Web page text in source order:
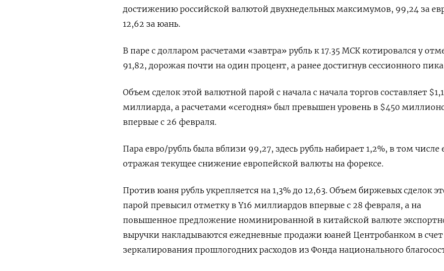
достижению российской валютой двухнедельных максимумов, 99,24 за
12,62 за юань.
В паре с долларом расчетами «завтра» рубль к 17.35 МСК котировался у
91,82, дорожая почти на один процент, а ранее достигнув сессионного пика
Объем сделок этой валютной парой с начала с начала торгов составляет $1,1
миллиарда, а расчетами «сегодня» был превышен уровень в $450
впервые с 26 февраля.
Пара евро/рубль была вблизи 99,27, здесь рубль набирает 1,2%, в том числе
отражая текущее снижение европейской валюты на форексе.
Против юаня рубль укрепляется на 1,3% до 12,63. Объем биржевых сделок
парой превысил отметку в Y16 миллиардов впервые с 28 февраля, а на
повышенное предложение номинированной в китайской валюте
выручки накладываются ежедневные продажи юаней Центробанком в счет
зеркалирования прошлогодних расходов из Фонда национального